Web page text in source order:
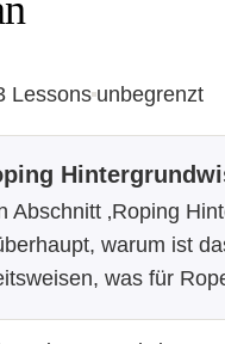
Lessons unbegrenzt
Abschnitt ‚Roping
warum ist
was für